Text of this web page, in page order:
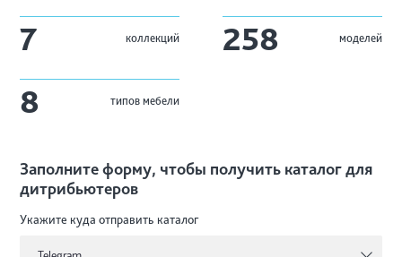
7 коллекций 258 моделей
8 типов мебели
Заполните форму, чтобы получить каталог для
дитрибьютеров
Укажите кудаотправить каталог